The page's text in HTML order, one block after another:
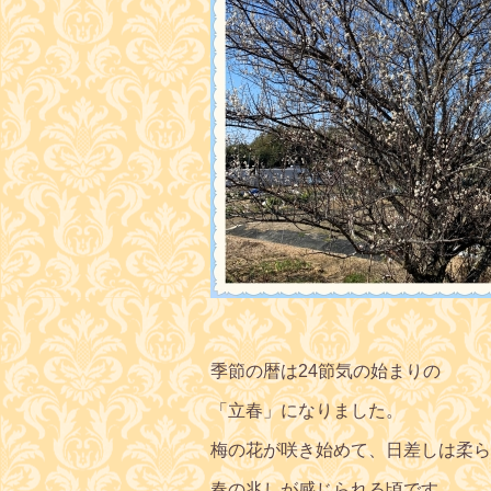
季節の暦は24節気の始まりの
「立春」になりました。
梅の花が咲き始めて、日差しは柔